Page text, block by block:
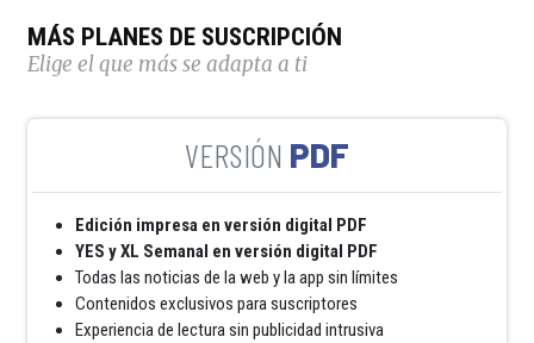
MÁS PLANES DE SUSCRIPCIÓN
Elige el que más se adapta a ti
PDF
Edición impresa en versión digital PDF
YES y XL Semanal en versión digital PDF
Todas las noticias de la web y la app sin límites
Contenidos exclusivos para suscriptores
Experiencia de lectura sin publicidad intrusiva